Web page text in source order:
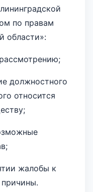
по правам
области»:
должностного
относится
жалобы к